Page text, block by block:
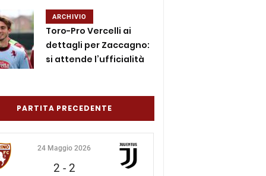
ARCHIVIO
Toro-Pro Vercelli ai
dettagli per Zaccagno:
si attende l’ufficialità
PARTITA PRECEDENTE
24 Maggio 2026
2 - 2